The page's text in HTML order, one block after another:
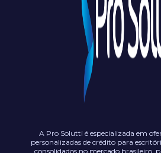
A Pro Solutti é especializada em
personalizadas de crédito para
consolidados no mercado brasileiro,